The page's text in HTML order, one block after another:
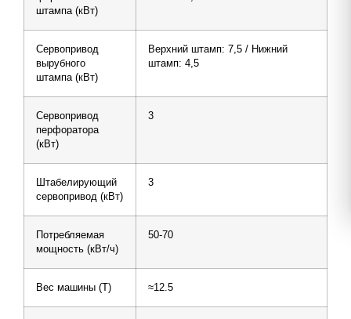
штампа (кВт)
Сервопривод
вырубного
штампа (кВт)
Верхний штамп: 7,5 / Нижний
штамп: 4,5
Сервопривод
перфоратора
(кВт)
3
Штабелирующий
сервопривод (кВт)
3
Потребляемая
мощность (кВт/ч)
50-70
Вес машины (Т) ≈12.5